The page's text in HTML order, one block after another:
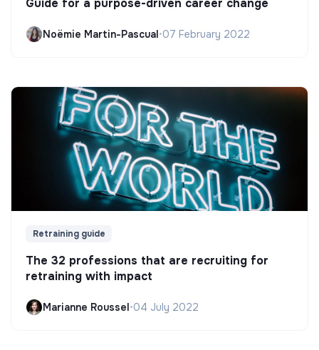
Guide for a purpose-driven career change
Noëmie Martin-Pascual•07 February 2022
Retraining guide
The 32 professions that are recruiting for
retraining with impact
Marianne Roussel•04 July 2022